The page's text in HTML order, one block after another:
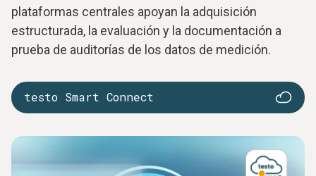
plataformas centrales apoyan la adquisición
estructurada, la evaluación y la documentación a
prueba de auditorías de los datos de medición.
testo Smart Connect